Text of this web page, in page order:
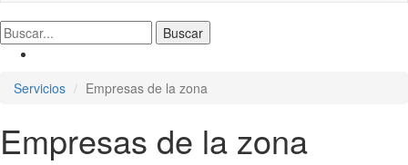
Servicios Empresas de la zona
Empresas de la zona